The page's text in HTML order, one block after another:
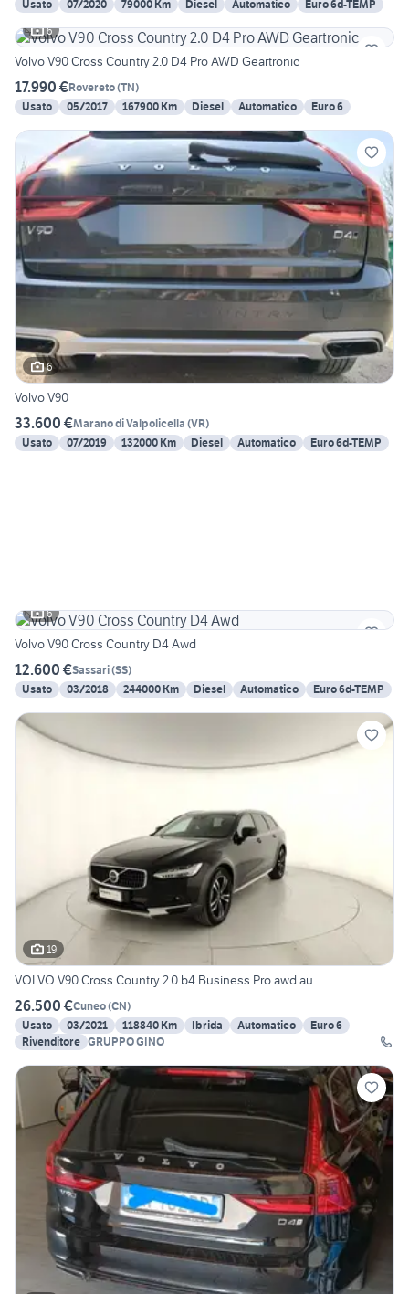
Usato
07/2020 79000 Km Diesel Automatico
Euro 6d-TEMP
6
Volvo V90 Cross Country 2.0 D4 Pro AWD Geartronic
17.990 €Rovereto(TN)
Usato
05/2017 167900 Km Diesel Automatico Euro 6
6
Volvo V90
33.600 €Marano di Valpolicella (VR)
Usato
07/2019 132000 Km Diesel Automatico Euro 6d-TEMP
6
Volvo V90 Cross Country D4 Awd
12.600 €Sassari(SS)
Usato
03/2018 244000 Km Diesel Automatico Euro 6d-TEMP
19
VOLVO V90 Cross Country 2.0 b4 Business Pro awd au
26.500 €Cuneo(CN)
Usato
03/2021 118840 Km Ibrida Automatico
Euro 6
Rivenditore GRUPPO GINO